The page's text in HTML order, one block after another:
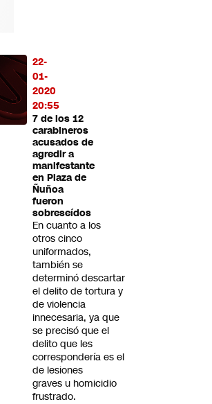
22-
01-
2020
20:55
7 de los 12
carabineros
acusados de
agredir a
manifestante
en Plaza de
Ñuñoa
fueron
sobreseídos
En cuanto a los
otros cinco
uniformados,
también se
determinó descartar
el delito de tortura y
de violencia
innecesaria, ya que
se precisó que el
delito que les
correspondería es el
de lesiones
graves u homicidio
frustrado.